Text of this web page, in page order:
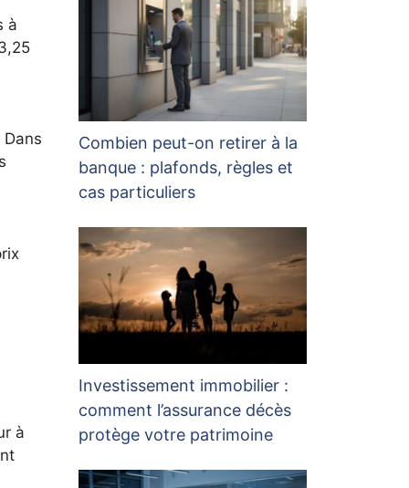
à
à
Combien peut-on retirer à la
banque : plafonds, règles et
cas particuliers
Investissement immobilier :
comment l’assurance décès
protège votre patrimoine